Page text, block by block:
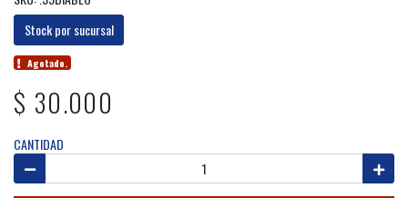
Stock por sucursal
Agotado.
$ 30.000
CANTIDAD